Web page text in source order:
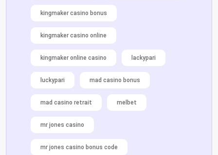
kingmaker casino bonus
kingmaker casino online
kingmaker online casino lackypari
luckypari mad casino bonus
mad casino retrait melbet
mr jones casino
mr jones casino bonus code